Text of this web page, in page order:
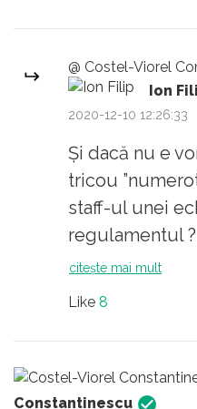
@ Costel-Viorel
Ion
2020-12-10 12:26:33
Și dacă nu e
tricou
staff-ul unei
regulamentul ?
citește mai mult
Like 8
Constantinescu